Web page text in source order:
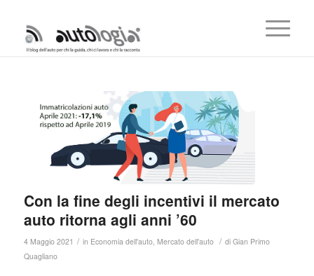
Con la fine degli incentivi il mercato
auto ritorna agli anni ’60
4 Maggio 2021 / in Economia dell'auto, Mercato dell'auto / di Gian Primo
Quagliano